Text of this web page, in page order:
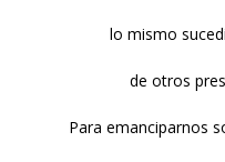
lo mismo
de otros
Para emanciparnos